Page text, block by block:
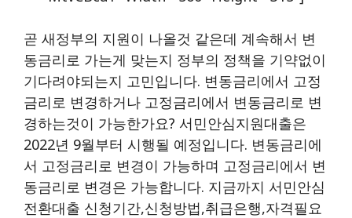
곧 새정부의 지원이 나올것 같은데 계속해서 변
동금리로 가는게 맞는지 정부의 정책을 기약없이
기다려야되는지 고민입니다. 변동금리에서 고정
금리로 변경하거나 고정금리에서 변동금리로 변
경하는것이 가능한가요? 서민안심지원대출은
2022년 9월부터 시행될 예정입니다. 변동금리에
서 고정금리로 변경이 가능하며 고정금리에서 변
동금리로 변경은 가능합니다. 지금까지 서민안심
전환대출 신청기간,신청방법,취급은행,자격필요